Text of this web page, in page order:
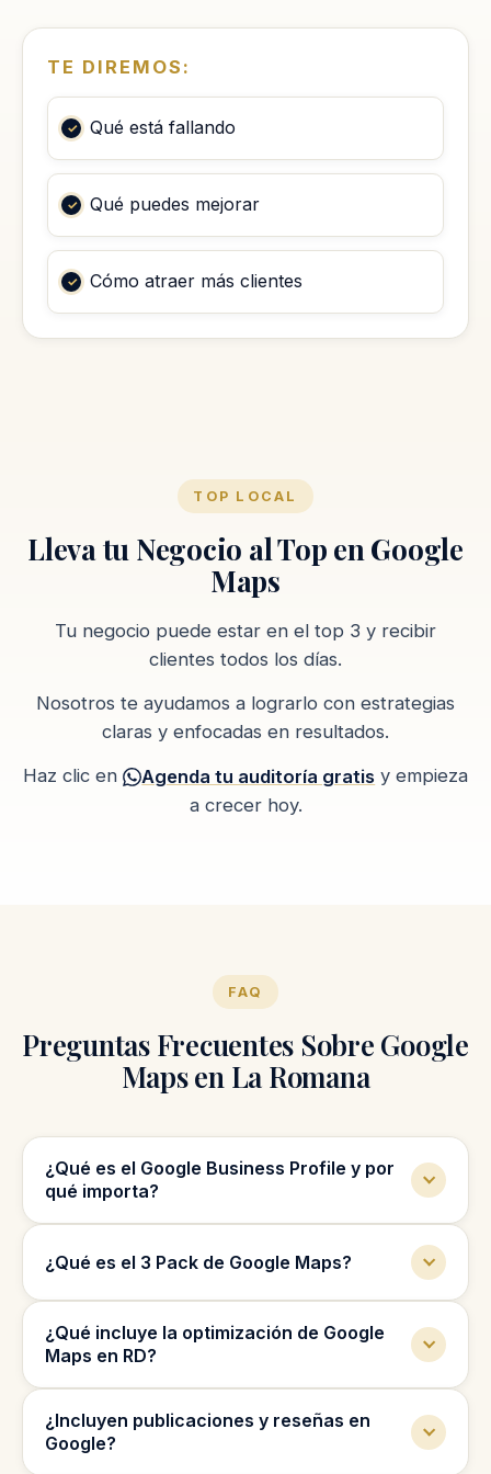
TE DIREMOS:
Qué está fallando
Qué puedes mejorar
Cómo atraer más clientes
TOP LOCAL
Lleva tu Negocio al Top en Google
Maps
Tu negocio puede estar en el top 3 y recibir
clientes todos los días.
Nosotros te ayudamos a lograrlo con estrategias
claras y enfocadas en resultados.
Haz clic en
Agenda tu auditoría gratis y empieza
a crecer hoy.
FAQ
Preguntas Frecuentes Sobre Google
Maps en La Romana
¿Qué es el Google Business Profile y por
qué importa?
busca tu negocio o servicio en Google. Si
clientes cada día.
¿Qué es el 3 Pack de Google Maps?
que aparecen en Google Maps para
búsquedas locales. Ahí ocurre gran parte de
las conversiones locales.
¿Qué incluye la optimización de Google
Maps en RD?
correctas, descripciones, publicaciones,
imágenes y gestión de reseñas, orientado a
¿Incluyen publicaciones y reseñas en
Google?